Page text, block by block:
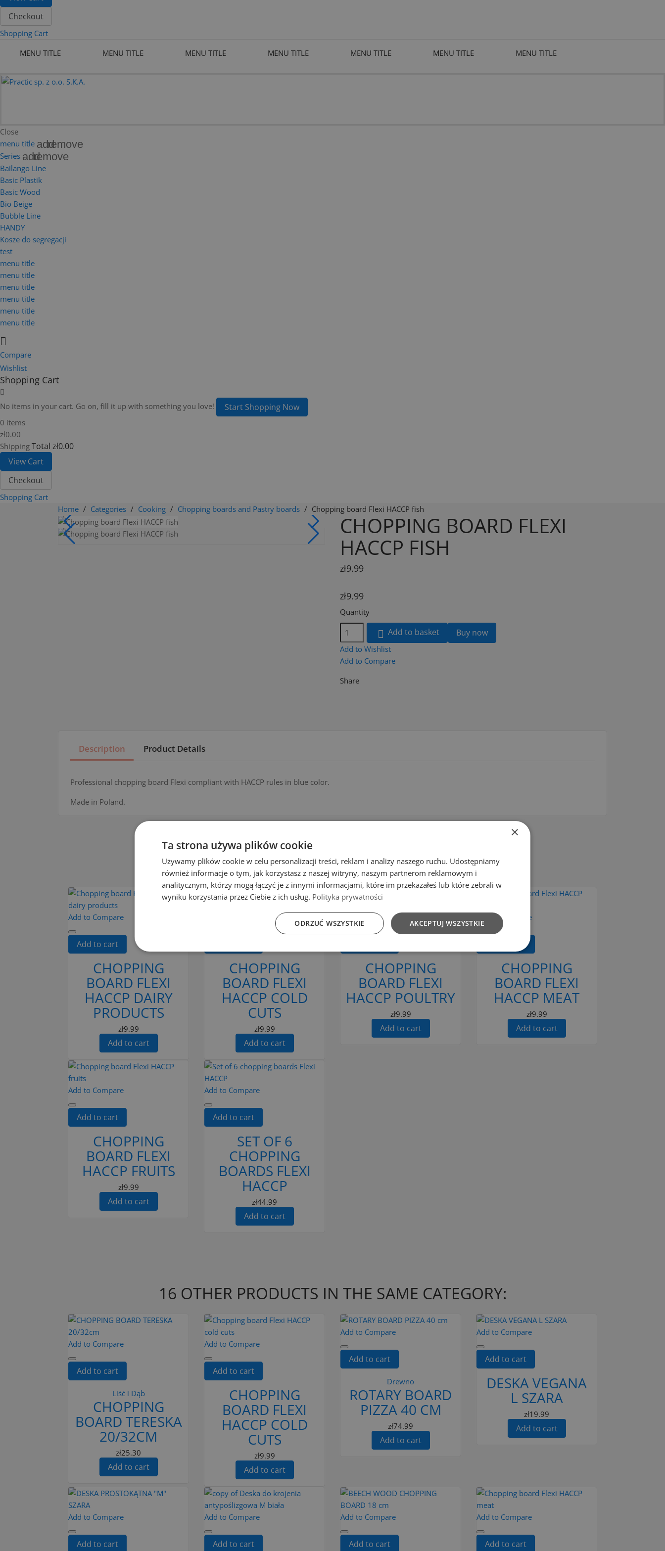
Checkout
Shopping Cart
MENU TITLE
MENU TITLE MENU TITLE MENU TITLE MENU TITLE MENU TITLE MENU TITLE
Close
menu title addremove
Series addremove
Bailango Line
Basic Plastik
Basic Wood
Bio Beige
Bubble Line
HANDY
Kosze do segregacji
test
menu title
menu title
menu title
menu title
menu title
menu title
Compare
Wishlist
Shopping Cart
No items in your cart. Go on, fill it up with something you love! Start Shopping Now
0 items
zł0.00
Shipping Total zł0.00
View Cart
Checkout
Shopping Cart
Home
Categories Cooking Chopping boards and Pastry boards Chopping board Flexi HACCP fish
CHOPPING BOARD FLEXI
HACCP FISH
zł9.99
zł9.99
Quantity
 Add to basket Buy now
Add to Wishlist
Add to Compare
Share
Description Product Details
Professional chopping board Flexi compliant with HACCP rules in blue color.
Made in Poland.
YOU MIGHT ALSO LIKE
Add to Compare
Add to cart
CHOPPING
BOARD FLEXI
HACCP DAIRY
PRODUCTS
zł9.99
Add to cart
CHOPPING
BOARD FLEXI
HACCP COLD
CUTS
zł9.99
Add to cart
Add to Compare
CHOPPING
BOARD FLEXI
HACCP POULTRY
zł9.99
Add to cart
Add to Compare
Add to cart
CHOPPING
BOARD FLEXI
HACCP MEAT
zł9.99
Add to cart
Add to Compare
Add to cart
CHOPPING
BOARD FLEXI
HACCP FRUITS
zł9.99
Add to cart
Add to Compare
Add to cart
SET OF 6
CHOPPING
BOARDS FLEXI
HACCP
zł44.99
Add to cart
16 OTHER PRODUCTS IN THE SAME CATEGORY:
Add to Compare
Add to cart
Liść i Dąb
CHOPPING
BOARD TERESKA
20/32CM
zł25.30
Add to cart
Add to Compare
Add to cart
CHOPPING
BOARD FLEXI
HACCP COLD
CUTS
zł9.99
Add to cart
Add to Compare
Add to cart
Drewno
ROTARY BOARD
PIZZA 40 CM
zł74.99
Add to cart
Add to Compare
Add to cart
DESKA VEGANA
L SZARA
zł19.99
Add to cart
Add to Compare
Add to cart
Add to Compare
Add to cart
Add to Compare
Add to cart
Add to Compare
Add to cart
×
Ta strona używa plików cookie
Używamy plików cookie w celu personalizacji treści, reklam i analizy naszego ruchu. Udostępniamy
również informacje o tym, jak korzystasz z naszej witryny, naszym partnerom reklamowym i
analitycznym, którzy mogą łączyć je z innymi informacjami, które im przekazałeś lub które zebrali w
wyniku korzystania przez Ciebie z ich usług. Polityka prywatności
AKCEPTUJ WSZYSTKIE
ODRZUĆ WSZYSTKIE